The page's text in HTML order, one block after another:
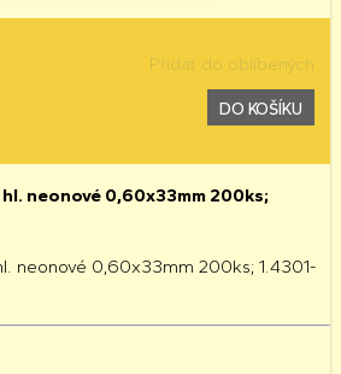
Přidat do oblíbených
DO KOŠÍKU
neonové 0,60x33mm 200ks;
neonové 0,60x33mm 200ks; 1.4301-